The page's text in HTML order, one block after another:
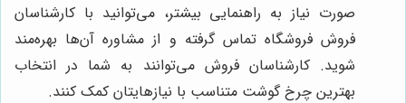
صورت نیاز به راهنمایی بیشتر، می‌توانید با کارشناسان
فروش فروشگاه تماس گرفته و از مشاوره آن‌ها بهره‌مند
شوید. کارشناسان فروش می‌توانند به شما در انتخاب
بهترین چرخ گوشت متناسب با نیازهایتان کمک کنند.